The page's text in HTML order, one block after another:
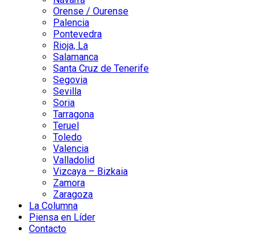
Orense / Ourense
Palencia
Pontevedra
Rioja, La
Salamanca
Santa Cruz de Tenerife
Segovia
Sevilla
Soria
Tarragona
Teruel
Toledo
Valencia
Valladolid
Vizcaya – Bizkaia
Zamora
Zaragoza
La Columna
Piensa en Líder
Contacto